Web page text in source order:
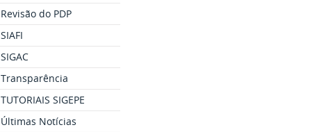
Revisão do PDP
SIAFI
SIGAC
Transparência
TUTORIAIS SIGEPE
Últimas Notícias